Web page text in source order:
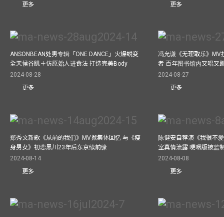
更多
更多
ANSONBEAN处男专辑「ONE DANCE」火爆蜕变
全天候谷肌＋仿原始人进食法 打造完美Body
2024-08-28
更多
冯允谦《无理取乐》MV
者 百年图书馆内又唱又
2024-08-27
更多
郑秀文新歌《从前的我们》MV掀集体回忆 与《瘦
身男女》初恋黑川23年后东京续前缘
2024-08-14
更多
陈健安自荐演《我很不
室真情流露 哽咽版被监
2024-08-08
更多